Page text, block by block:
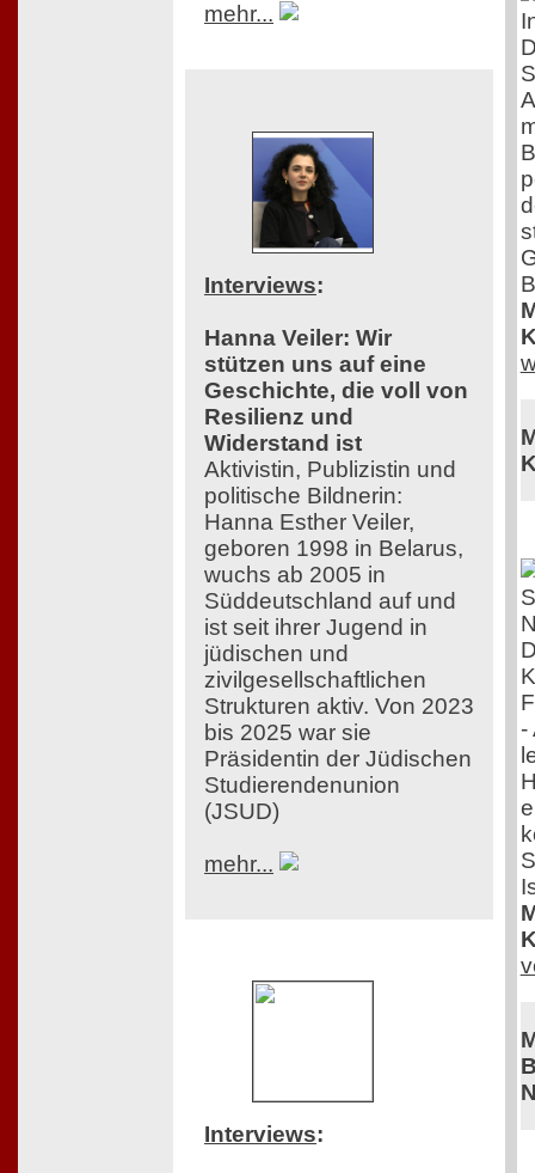
mehr...
Interviews:
Hanna Veiler: Wir
stützen uns auf eine
Geschichte, die voll von
Resilienz und
Widerstand ist
Aktivistin, Publizistin und
politische Bildnerin:
Hanna Esther Veiler,
geboren 1998 in Belarus,
wuchs ab 2005 in
Süddeutschland auf und
ist seit ihrer Jugend in
jüdischen und
zivilgesellschaftlichen
Strukturen aktiv. Von 2023
bis 2025 war sie
Präsidentin der Jüdischen
Studierendenunion
(JSUD)
mehr...
Interviews:
-